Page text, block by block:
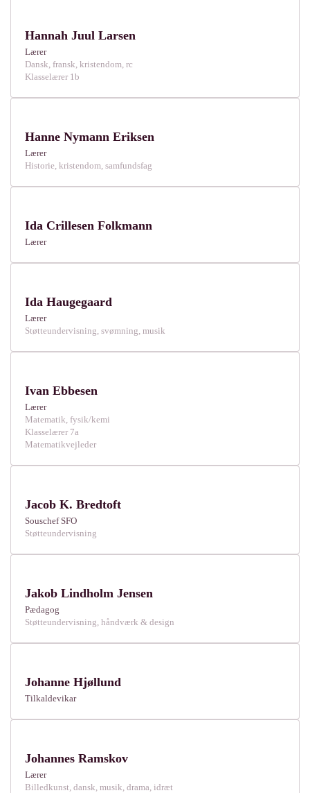
Hannah Juul Larsen
Lærer
Dansk, fransk, kristendom, rc
Klasselærer 1b
Hanne Nymann Eriksen
Lærer
Historie, kristendom, samfundsfag
Ida Crillesen Folkmann
Lærer
Ida Haugegaard
Lærer
Støtteundervisning, svømning, musik
Ivan Ebbesen
Lærer
Matematik, fysik/kemi
Klasselærer 7a
Matematikvejleder
Jacob K. Bredtoft
Souschef SFO
Støtteundervisning
Jakob Lindholm Jensen
Pædagog
Støtteundervisning, håndværk & design
Johanne Hjøllund
Tilkaldevikar
Johannes Ramskov
Lærer
Billedkunst, dansk, musik, drama, idræt